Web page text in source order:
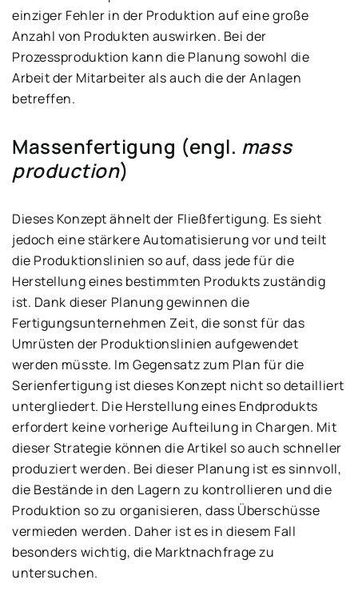
einziger Fehler in der Produktion auf eine große
Anzahl von Produkten auswirken. Bei der
Prozessproduktion kann die Planung sowohl die
Arbeit der Mitarbeiter als auch die der Anlagen
betreffen.
Massenfertigung (engl. mass
production)
Dieses Konzept ähnelt der Fließfertigung. Es sieht
jedoch eine stärkere Automatisierung vor und teilt
die Produktionslinien so auf, dass jede für die
Herstellung eines bestimmten Produkts zuständig
ist. Dank dieser Planung gewinnen die
Fertigungsunternehmen Zeit, die sonst für das
Umrüsten der Produktionslinien aufgewendet
werden müsste. Im Gegensatz zum Plan für die
Serienfertigung ist dieses Konzept nicht so detailliert
untergliedert. Die Herstellung eines Endprodukts
erfordert keine vorherige Aufteilung in Chargen. Mit
dieser Strategie können die Artikel so auch schneller
produziert werden. Bei dieser Planung ist es sinnvoll,
die Bestände in den Lagern zu kontrollieren und die
Produktion so zu organisieren, dass Überschüsse
vermieden werden. Daher ist es in diesem Fall
besonders wichtig, die Marktnachfrage zu
untersuchen.